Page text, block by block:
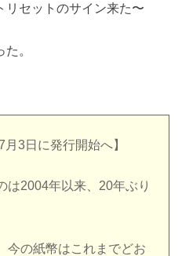
リセットのサイン来た〜
。
月3日に発行開始へ】
は2004年以来、20年ぶり
今の紙幣はこれまでどお